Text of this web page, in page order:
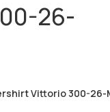
26-
Vittorio 300-26-